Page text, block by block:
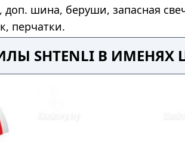
доп. шина, беруши, запасная
перчатки.
SHTENLI В